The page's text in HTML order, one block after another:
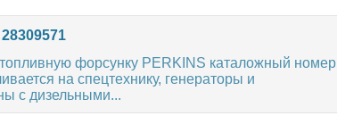
форсунку PERKINS каталожный номер
на спецтехнику, генераторы и
с дизельными...